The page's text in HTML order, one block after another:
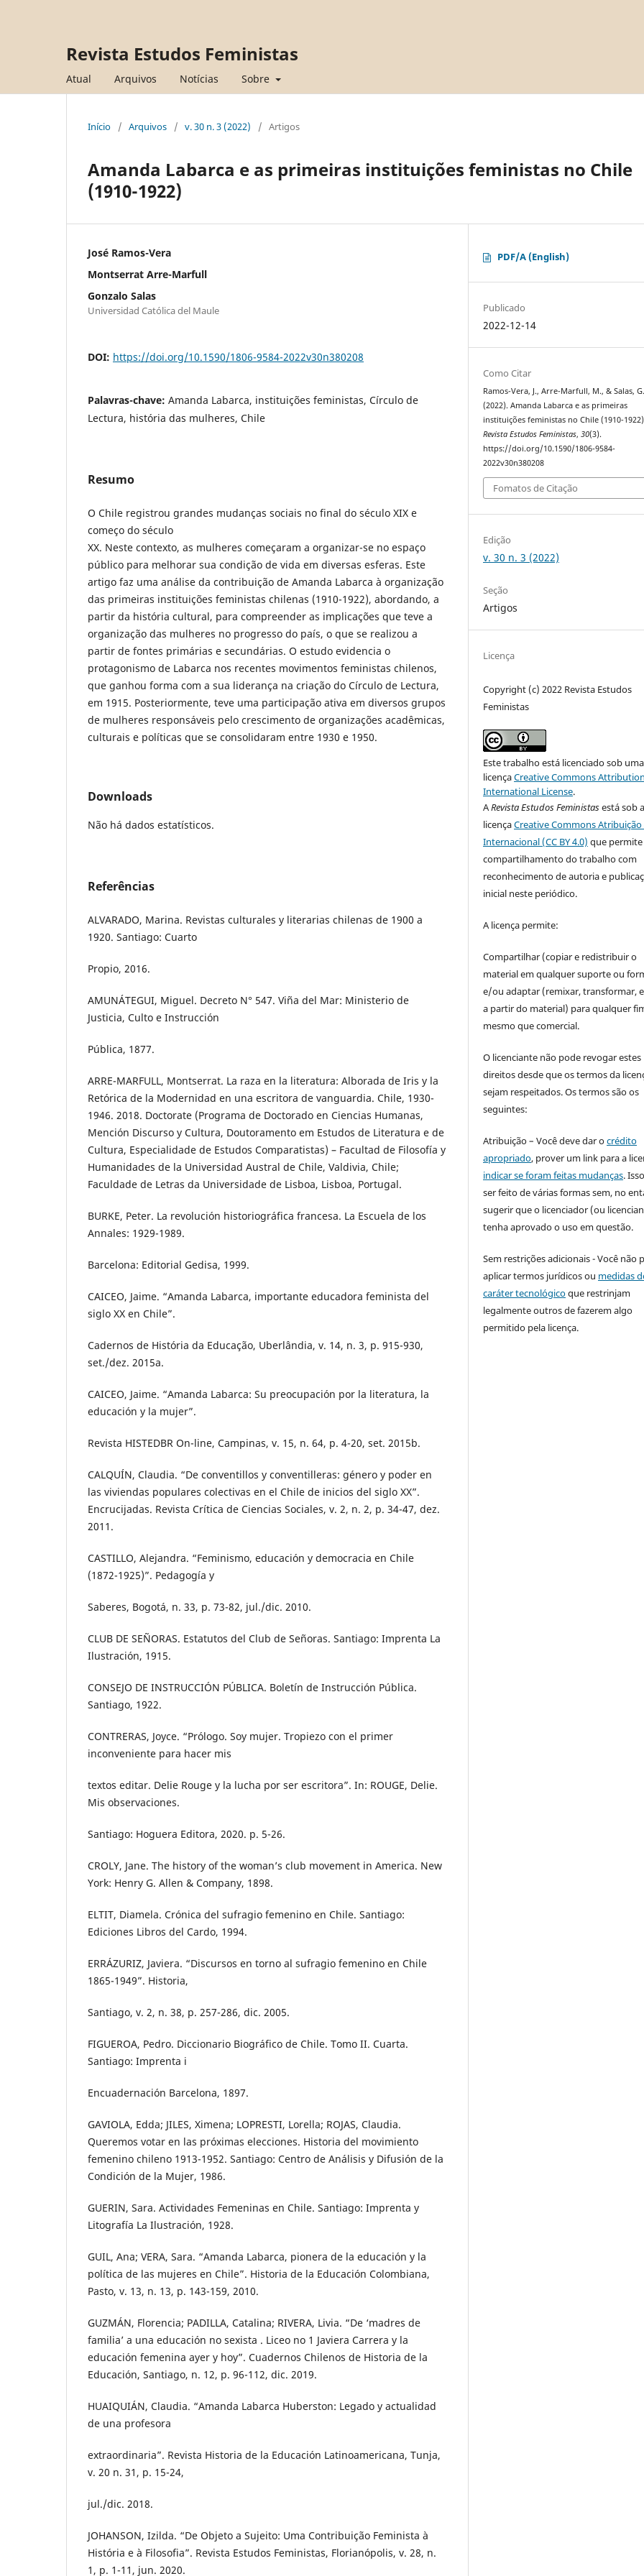
Revista Estudos Feministas
Atual Arquivos Notícias Sobre
Início / Arquivos / v. 30 n. 3 (2022) / Artigos
Amanda Labarca e as primeiras instituições feministas no Chile
(1910-1922)
José Ramos-Vera
Montserrat Arre-Marfull
Gonzalo Salas
Universidad Católica del Maule
DOI: https://doi.org/10.1590/1806-9584-2022v30n380208
Palavras-chave: Amanda Labarca, instituições feministas, Círculo de
Lectura, história das mulheres, Chile
Resumo
O Chile registrou grandes mudanças sociais no final do século XIX e
começo do século
XX. Neste contexto, as mulheres começaram a organizar-se no espaço
público para melhorar sua condição de vida em diversas esferas. Este
artigo faz uma análise da contribuição de Amanda Labarca à organização
das primeiras instituições feministas chilenas (1910-1922), abordando, a
partir da história cultural, para compreender as implicações que teve a
organização das mulheres no progresso do país, o que se realizou a
partir de fontes primárias e secundárias. O estudo evidencia o
protagonismo de Labarca nos recentes movimentos feministas chilenos,
que ganhou forma com a sua liderança na criação do Círculo de Lectura,
em 1915. Posteriormente, teve uma participação ativa em diversos grupos
de mulheres responsáveis pelo crescimento de organizações acadêmicas,
culturais e políticas que se consolidaram entre 1930 e 1950.
Downloads
Não há dados estatísticos.
Referências
ALVARADO, Marina. Revistas culturales y literarias chilenas de 1900 a
1920. Santiago: Cuarto
Propio, 2016.
AMUNÁTEGUI, Miguel. Decreto N° 547. Viña del Mar: Ministerio de
Justicia, Culto e Instrucción
Pública, 1877.
ARRE-MARFULL, Montserrat. La raza en la literatura: Alborada de Iris y la
Retórica de la Modernidad en una escritora de vanguardia. Chile, 1930-
1946. 2018. Doctorate (Programa de Doctorado en Ciencias Humanas,
Mención Discurso y Cultura, Doutoramento em Estudos de Literatura e de
Cultura, Especialidade de Estudos Comparatistas) – Facultad de Filosofía y
Humanidades de la Universidad Austral de Chile, Valdivia, Chile;
Faculdade de Letras da Universidade de Lisboa, Lisboa, Portugal.
BURKE, Peter. La revolución historiográfica francesa. La Escuela de los
Annales: 1929-1989.
Barcelona: Editorial Gedisa, 1999.
CAICEO, Jaime. “Amanda Labarca, importante educadora feminista del
siglo XX en Chile”.
Cadernos de História da Educação, Uberlândia, v. 14, n. 3, p. 915-930,
set./dez. 2015a.
CAICEO, Jaime. “Amanda Labarca: Su preocupación por la literatura, la
educación y la mujer”.
Revista HISTEDBR On-line, Campinas, v. 15, n. 64, p. 4-20, set. 2015b.
CALQUÍN, Claudia. “De conventillos y conventilleras: género y poder en
las viviendas populares colectivas en el Chile de inicios del siglo XX”.
Encrucijadas. Revista Crítica de Ciencias Sociales, v. 2, n. 2, p. 34-47, dez.
2011.
CASTILLO, Alejandra. “Feminismo, educación y democracia en Chile
(1872-1925)”. Pedagogía y
Saberes, Bogotá, n. 33, p. 73-82, jul./dic. 2010.
CLUB DE SEÑORAS. Estatutos del Club de Señoras. Santiago: Imprenta La
Ilustración, 1915.
CONSEJO DE INSTRUCCIÓN PÚBLICA. Boletín de Instrucción Pública.
Santiago, 1922.
CONTRERAS, Joyce. “Prólogo. Soy mujer. Tropiezo con el primer
inconveniente para hacer mis
textos editar. Delie Rouge y la lucha por ser escritora”. In: ROUGE, Delie.
Mis observaciones.
Santiago: Hoguera Editora, 2020. p. 5-26.
CROLY, Jane. The history of the woman’s club movement in America. New
York: Henry G. Allen & Company, 1898.
ELTIT, Diamela. Crónica del sufragio femenino en Chile. Santiago:
Ediciones Libros del Cardo, 1994.
ERRÁZURIZ, Javiera. “Discursos en torno al sufragio femenino en Chile
1865-1949”. Historia,
Santiago, v. 2, n. 38, p. 257-286, dic. 2005.
FIGUEROA, Pedro. Diccionario Biográfico de Chile. Tomo II. Cuarta.
Santiago: Imprenta i
Encuadernación Barcelona, 1897.
GAVIOLA, Edda; JILES, Ximena; LOPRESTI, Lorella; ROJAS, Claudia.
Queremos votar en las próximas elecciones. Historia del movimiento
femenino chileno 1913-1952. Santiago: Centro de Análisis y Difusión de la
Condición de la Mujer, 1986.
GUERIN, Sara. Actividades Femeninas en Chile. Santiago: Imprenta y
Litografía La Ilustración, 1928.
GUIL, Ana; VERA, Sara. “Amanda Labarca, pionera de la educación y la
política de las mujeres en Chile”. Historia de la Educación Colombiana,
Pasto, v. 13, n. 13, p. 143-159, 2010.
GUZMÁN, Florencia; PADILLA, Catalina; RIVERA, Livia. “De ‘madres de
familia’ a una educación no sexista . Liceo no 1 Javiera Carrera y la
educación femenina ayer y hoy”. Cuadernos Chilenos de Historia de la
Educación, Santiago, n. 12, p. 96-112, dic. 2019.
HUAIQUIÁN, Claudia. “Amanda Labarca Huberston: Legado y actualidad
de una profesora
extraordinaria”. Revista Historia de la Educación Latinoamericana, Tunja,
v. 20 n. 31, p. 15-24,
jul./dic. 2018.
JOHANSON, Izilda. “De Objeto a Sujeito: Uma Contribuição Feminista à
História e à Filosofia”. Revista Estudos Feministas, Florianópolis, v. 28, n.
1, p. 1-11, jun. 2020.
PDF/A (English)
Publicado
2022-12-14
Como Citar
Ramos-Vera, J., Arre-Marfull, M., & Salas, G.
(2022). Amanda Labarca e as primeiras
instituições feministas no Chile (1910-
Revista Estudos Feministas,30(3).
https://doi.org/10.1590/1806-9584-
2022v30n380208
Fomatos de Citação
Edição
v. 30 n. 3 (2022)
Seção
Artigos
Licença
Copyright (c) 2022 Revista Estudos
Feministas
Este trabalho está licenciado sob uma
licençaCreative Commons
International License.
ARevista Estudos Feministasestá sob a
licençaCreative Commons Atribuição
Internacional (CC BY 4.0) que
compartilhamento do trabalho com
reconhecimento de autoria e
inicial neste periódico.
A licença permite:
Compartilhar (copiar e redistribuir o
material em qualquer suporte ou
e/ou adaptar (remixar, transformar,
a partir do material) para qualquer
mesmo que comercial.
O licenciante não pode revogar estes
direitos desde que os termos da
sejam respeitados. Os termos são os
seguintes:
Atribuição – Você deve dar ocrédito
apropriado, prover um link para a
indicar se foram feitas mudanças.
ser feito de várias formas sem, no
sugerir que o licenciador (ou
tenha aprovado o uso em questão.
Sem restrições adicionais - Você não
aplicar termos jurídicos ou medidas
caráter tecnológicoque restrinjam
legalmente outros de fazerem algo
permitido pela licença.